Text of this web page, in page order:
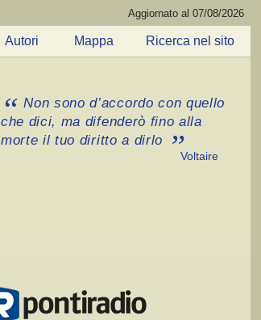
Aggiornato al 07/08/2026
Autori Mappa Ricerca nel sito
Non sono d’accordo con quello
che dici, ma difenderò fino alla
morte il tuo diritto a dirlo
Voltaire